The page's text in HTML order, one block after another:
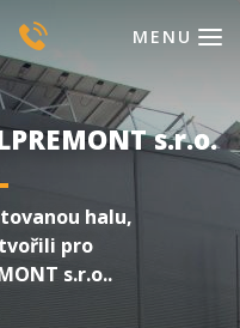
MENU
s.r.o.
halu,
pro
s.r.o..